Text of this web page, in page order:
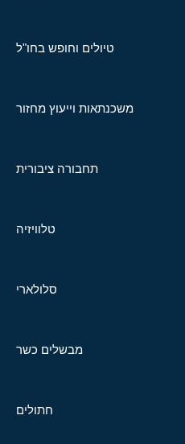
טיולים וחופש בחו"ל
משכנתאות וייעוץ מחזור
תחבורה ציבורית
טלוויזיה
סלולארי
מבשלים כשר
חתולים